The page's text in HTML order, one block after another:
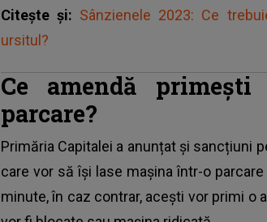
Citește și: Sânzienele 2023: Ce
ursitul?
Ce amendă
parcare?
Primăria Capitalei a anunțat și sancțiuni
care vor să își lase mașina într-o
minute, în caz contrar, acești vor primi o